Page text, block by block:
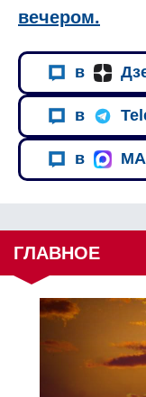
вечером.
в
в
в
ГЛАВНОЕ